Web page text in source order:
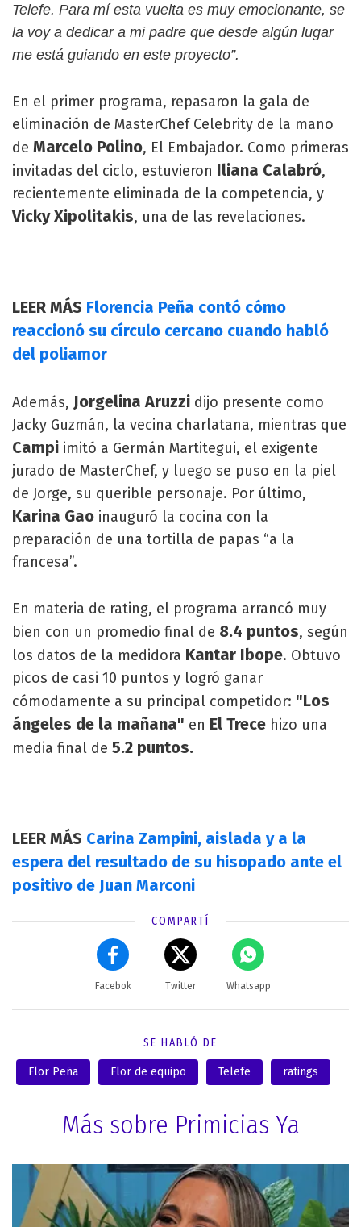
Telefe. Para mí esta vuelta es muy emocionante, se
la voy a dedicar a mi padre que desde algún lugar
me está guiando en este proyecto”.
En el primer programa, repasaron la gala de
eliminación de MasterChef Celebrity de la mano
de Marcelo Polino, El Embajador. Como primeras
invitadas del ciclo, estuvieron Iliana Calabró,
recientemente eliminada de la competencia, y
Vicky Xipolitakis, una de las revelaciones.
LEER MÁS Florencia Peña contó cómo
reaccionó su círculo cercano cuando habló
del poliamor
Además, Jorgelina Aruzzi dijo presente como
Jacky Guzmán, la vecina charlatana, mientras que
Campi imitó a Germán Martitegui, el exigente
jurado de MasterChef, y luego se puso en la piel
de Jorge, su querible personaje. Por último,
Karina Gao inauguró la cocina con la
preparación de una tortilla de papas “a la
francesa”.
En materia de rating, el programa arrancó muy
bien con un promedio final de 8.4 puntos, según
los datos de la medidora Kantar Ibope. Obtuvo
picos de casi 10 puntos y logró ganar
cómodamente a su principal competidor: "Los
ángeles de la mañana" en El Trece hizo una
media final de 5.2 puntos.
LEER MÁS Carina Zampini, aislada y a la
espera del resultado de su hisopado ante el
positivo de Juan Marconi
COMPARTÍ
Facebok Twitter Whatsapp
SE HABLÓ DE
Flor Peña Flor de equipo Telefe ratings
Más sobre Primicias Ya